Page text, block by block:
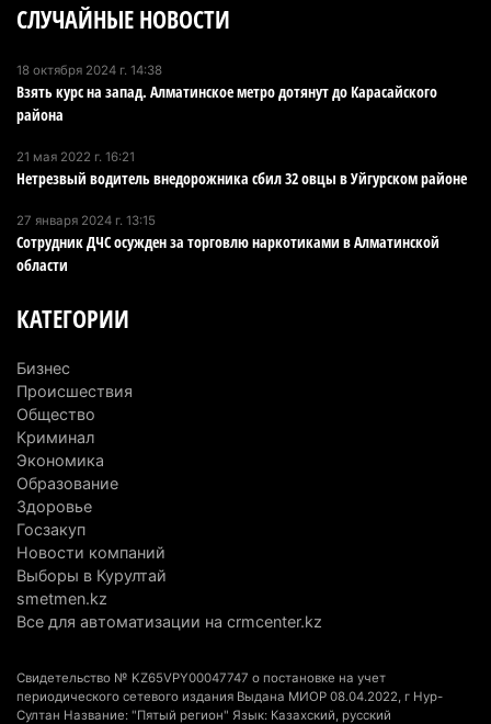
4 августа 2026 г. 13:02
В Алматы приостановили лицензии 350
строительным компаниям
4 августа 2026 г. 12:06
В команде акима Алатау новое назначение: кто
4 августа 2026 г. 11:40
Выборы в Курултай: Алматинская область вошла
количеством избирателей
«От экспорта сырья - к сложным
производствам»: партия «Әділет» представила в
Актобе план диверсификации
3 августа 2026 г. 20:46
Солдат-срочник выпал из окна четвертого этажа
казармы в Конаеве
3 августа 2026 г. 18:08
природу Алматинской области
3 августа 2026 г. 16:16 257
СЛУЧАЙНЫЕ НОВОСТИ
18 октября 2024 г. 14:38
Взять курс на запад. Алматинское метро дотянут до Карасайского
района
21 мая 2022 г. 16:21
Нетрезвый водитель внедорожника сбил 32 овцы в Уйгурском районе
27 января 2024 г. 13:15
Сотрудник ДЧС осужден за торговлю наркотиками в Алматинской
области
КАТЕГОРИИ
Бизнес
Происшествия
Общество
Криминал
Экономика
Образование
Здоровье
Госзакуп
Новости компаний
Выборы в Курултай
smetmen.kz
Все для автоматизации на crmcenter.kz
Свидетельство № KZ65VPY00047747 о постановке на учет
периодического сетевого издания Выдана МИОР 08.04.2022, г Нур-
Султан Название: "Пятый регион" Язык: Казахский, русский